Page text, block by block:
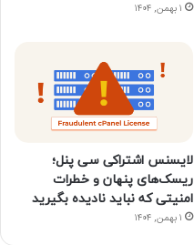
۱ بهمن, ۱۴۰۴
لایسنس اشتراکی سی پنل؛
ریسک‌های پنهان و خطرات
امنیتی که نباید نادیده بگیرید
۱ بهمن, ۱۴۰۴